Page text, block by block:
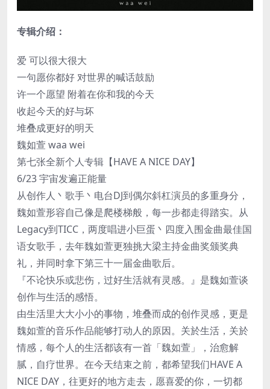
专辑介绍：
爱 可以很大很大
一句愿你都好 对世界的喊话鼓励
许一个愿望 附着在你和我的今天
收起今天的好与坏
堆叠成更好的明天
魏如萱 waa wei
第七张全新个人专辑【HAVE A NICE DAY】
6/23 宇宙发遍正能量
从创作人丶歌手丶电台DJ到偶尔斜杠演员的多重身分，
魏如萱形容自己像是爬楼梯般，每一步都走得踏实。从
Legacy到TICC，两度唱进小巨蛋丶四度入围金曲最佳国
语女歌手，去年魏如萱更独挑大梁主持金曲奖颁奖典
礼，并同时拿下第三十一届金曲歌后。
『不论快乐或悲伤，过好生活就有灵感。』是魏如萱谈
创作与生活的感悟。
由生活里大大小小的事物，堆叠而成的创作灵感，更是
魏如萱的音乐作品能够打动人的原因。关於生活，关於
情感，每个人的生活都该有一首「魏如萱」，治愈解
腻，自疗世界。在今天结束之前，都希望我们HAVE A
NICE DAY，往更好的地方走去，愿喜爱的你，一切都